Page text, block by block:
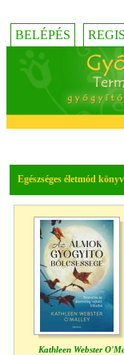
BELÉPÉS
Egészséges életmód
Kathleen Webster